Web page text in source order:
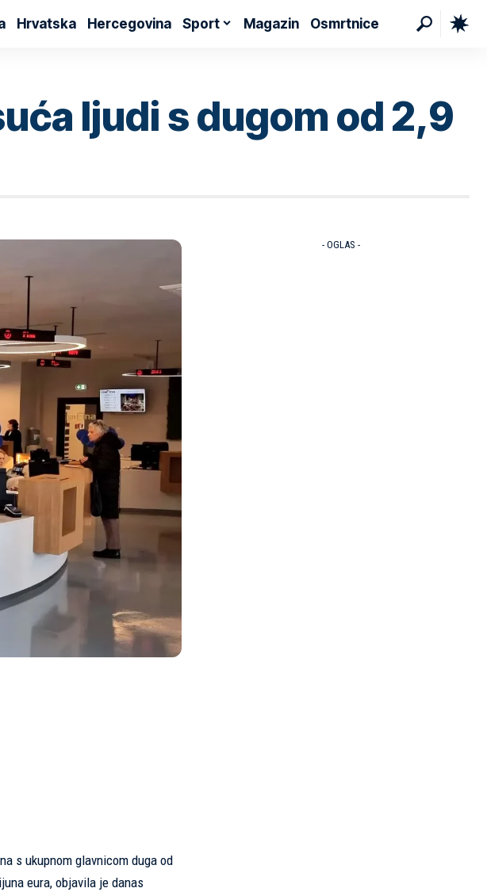
Hrvatska Hercegovina Sport Magazin Osmrtnice
ljudi s dugom od 2,9
s ukupnom glavnicom duga od
eura, objavila je danas
- OGLAS -